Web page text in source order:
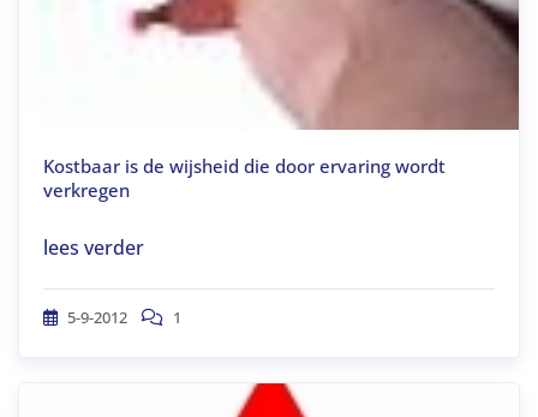
Kostbaar is de wijsheid die door ervaring wordt
verkregen
lees verder
5-9-2012 1